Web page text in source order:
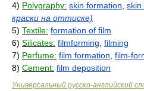
4) Polygraphy: skin formation skin
краски на оттиске)
5) Textile: formation of film
6) Silicates: filmforming filming
7) Perfume: film formation film-
8) Cement: film deposition
Универсальный русско-английский